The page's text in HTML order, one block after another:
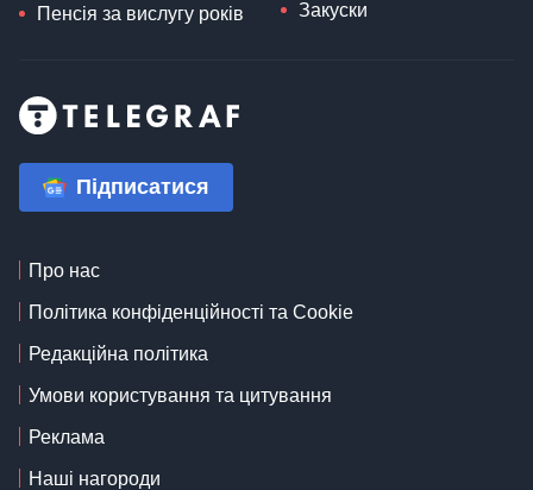
Пенсія за вислугу років Закуски
Підписатися
Про нас
Політика конфіденційності та Cookie
Редакційна політика
Умови користування та цитування
Реклама
Наші нагороди